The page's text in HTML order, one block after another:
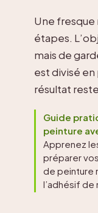
Une fresque
étapes.
mais de
est divisé
résultat
Guide
peinture
Apprenez
préparer
de peinture
l’adhésif de